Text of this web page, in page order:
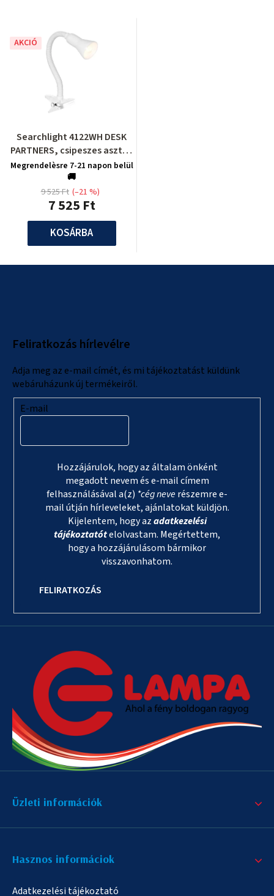
AKCIÓ
Searchlight 4122WH DESK
PARTNERS, csipeszes asztali
lámpa
Megrendelèsre 7-21 napon belül
🚚
7 525 Ft
9 525 Ft (–21 %)
KOSÁRBA
Feliratkozás hírlevélre
Adja meg az e-mail címét, és mi tájékoztatást küldünk
webáruházunk új termékeiről.
E-mail
Hozzájárulok, hogy az általam önként
megadott nevem és e-mail címem
felhasználásával a(z) *cég neverészemre e-
mail útján hírleveleket, ajánlatokat küldjön.
Kijelentem, hogy azadatkezelési
tájékoztatótelolvastam. Megértettem,
hogy a hozzájárulásom bármikor
visszavonhatom.
FELIRATKOZÁS
Üzleti információk
Hasznos informáciok
Adatkezelési tájékoztató